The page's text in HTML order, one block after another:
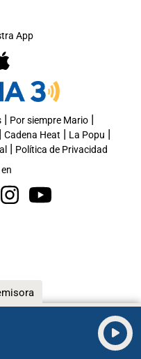
App
| Por siempre Mario|
Cadena Heat | La Popu |
| Política de Privacidad